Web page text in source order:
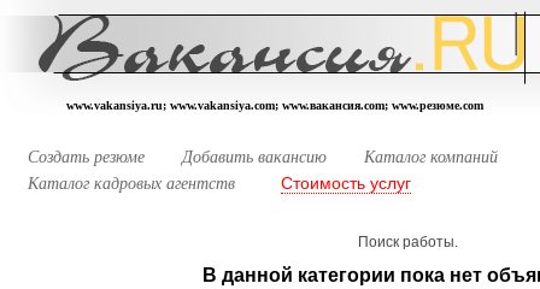
www.vakansiya.ru; www.vakansiya.com; www.вакансия.com; www.резюме.com
Создать резюме Добавить вакансию
Каталог компаний
Каталог кадровых агентств
Стоимость услуг
Поиск работы.
В данной категории пока нет